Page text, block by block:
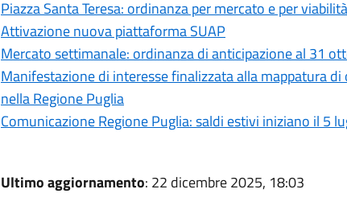
Piazza Santa Teresa: ordinanza per mercato e per viabilità
Attivazione nuova piattaforma SUAP
Mercato settimanale: ordinanza di anticipazione al 31
Manifestazione di interesse finalizzata alla mappatura
nella Regione Puglia
Comunicazione Regione Puglia: saldi estivi iniziano il 5
Ultimo aggiornamento: 22 dicembre 2025, 18:03